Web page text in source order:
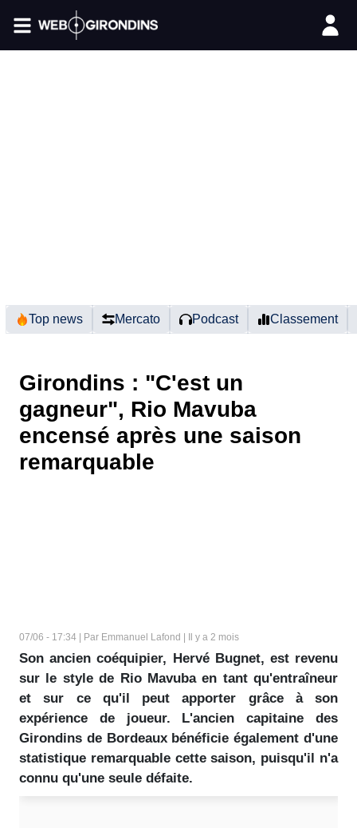
Top news Mercato Podcast Classement
Girondins : "C'est un
gagneur", Rio Mavuba
encensé après une saison
remarquable
07/06 - 17:34 | Par Emmanuel Lafond | Il y a 2 mois
Son ancien coéquipier, Hervé Bugnet, est revenu
sur le style de Rio Mavuba en tant qu'entraîneur
et sur ce qu'il peut apporter grâce à son
expérience de joueur. L'ancien capitaine des
Girondins de Bordeaux bénéficie également d'une
statistique remarquable cette saison, puisqu'il n'a
connu qu'une seule défaite.